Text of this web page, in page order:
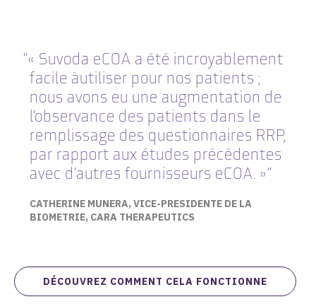
« Suvoda eCOA a été incroyablement
facile àutiliser pour nos patients ;
nous avons eu une augmentation de
l’observance des patients dans le
remplissage des questionnaires RRP,
par rapport aux études précédentes
avec d’autres fournisseurs eCOA. »”
CATHERINE MUNERA, VICE-PRESIDENTE DE LA
BIOMETRIE, CARA THERAPEUTICS
DÉCOUVREZ COMMENT CELA FONCTIONNE